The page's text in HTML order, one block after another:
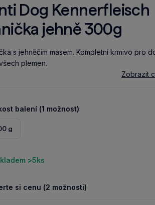
Dog Kennerfleisch
jehně 300g
s jehněčím masem. Kompletní krmivo pro
plemen.
Zobrazit
balení (1 možnost)
g
>5ks
si cenu (2 možnosti)